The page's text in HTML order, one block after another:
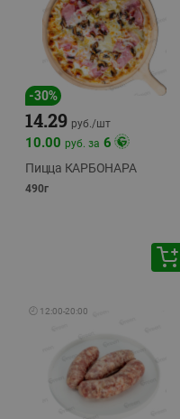
-30%
14.29 руб./шт
10.00 руб. за 6
Пицца КАРБОНАРА
490г
🕘 12:00-20:00